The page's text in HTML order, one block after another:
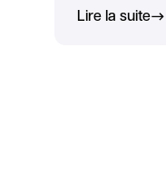
Lire la suite